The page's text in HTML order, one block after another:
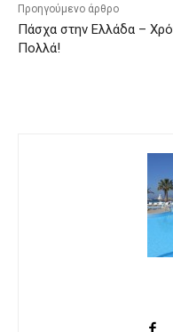
Προηγούμενο άρθρο
Πάσχα στην Ελλάδα –
Πολλά!